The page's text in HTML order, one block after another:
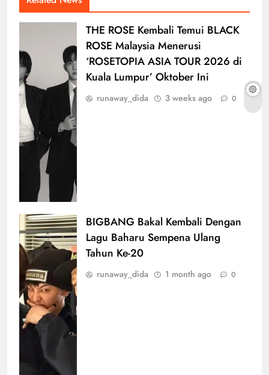
THE ROSE Kembali Temui BLACK
ROSE Malaysia Menerusi
‘ROSETOPIA ASIA TOUR 2026 di
Kuala Lumpur’ Oktober Ini
runaway_dida 3 weeks ago 0
BIGBANG Bakal Kembali Dengan
Lagu Baharu Sempena Ulang
Tahun Ke-20
runaway_dida 1 month ago 0